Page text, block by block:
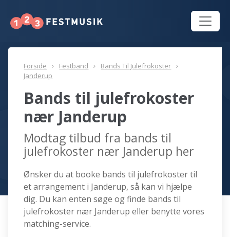
Forside Festband
Bands Til Julefrokoster
Janderup
Bands til julefrokoster
nær Janderup
Modtag tilbud fra bands til
julefrokoster nær Janderup her
Ønsker du at booke bands til julefrokoster til
et arrangement i Janderup, så kan vi hjælpe
dig. Du kan enten søge og finde bands til
julefrokoster nær Janderup eller benytte vores
matching-service.